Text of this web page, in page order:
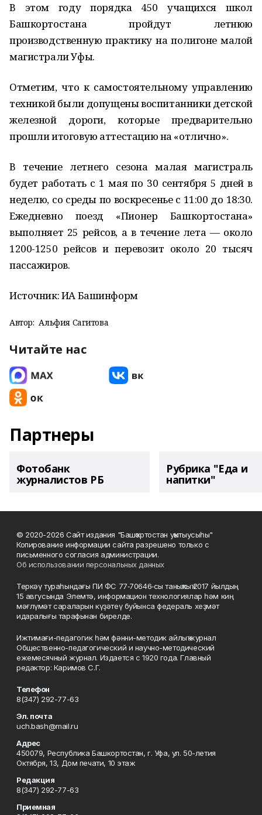
В этом году порядка 450 учащихся школ
Башкортостана пройдут летнюю
производственную практику на полигоне малой
магистрали Уфы.
Отметим, что к самостоятельному управлению
техникой были допущены воспитанники детской
железной дороги, которые предварительно
прошли итоговую аттестацию на «отлично».
В течение летнего сезона малая магистраль
будет работать с 1 мая по 30 сентября 5 дней в
неделю, со среды по воскресенье с 11:00 до 18:30.
Ежедневно поезд «Пионер Башкортостана»
выполняет 25 рейсов, а в течение лета — около
1200-1250 рейсов и перевозит около 20 тысяч
пассажиров.
Источник: ИА Башинформ
Автор: Альфия Сагитова
Читайте нас
Партнеры
Фотобанк
журналистов РБ
Рубрика "Еда и
напитки"
© 2020-2026 Сайт издания "Башҡортостан уҡытыусыһы"
Копирование информации сайта разрешено только с
письменного согласия администрации.
Об использовании персональных данных
Теркәү тураһындағы ПИ ФС 77‑70646‑сы таныҡлыҡ 2017 йылдың
15 авгусында Элемтә, информацион технологиялар һәм киң
мәғлүмәт сараларын күҙәтеү буйынса федераль хеҙмәт
идаралығы тарафынан бирелде.
Ижтимағи-педагогик һәм фәнни-методик айлыҡ журнал
Общественно-педагогический и научно-методический
ежемесячный журнал. Издается с 1920 года. Главный
редактор: Каримов С.Г.
Телефон
8(347) 292-77-63
Эл. почта
uch.bash@mail.ru
Адрес
450079, Республика Башкортостан, г. Уфа, ул. 50-летия
Октября, 13, Дом печати, 10 этаж
Редакция
8(347) 292-77-63
Приемная